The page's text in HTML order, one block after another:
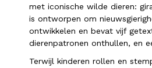
met iconische wilde dieren:
is ontworpen om
ontwikkelen en bevat vijf
dierenpatronen onthullen, en
Terwijl kinderen rollen en